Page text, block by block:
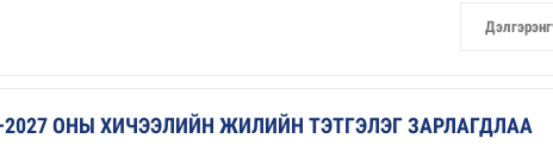
ОНЫ ХИЧЭЭЛИЙН ЖИЛИЙН ТЭТГЭЛЭГ ЗАРЛАГДЛАА